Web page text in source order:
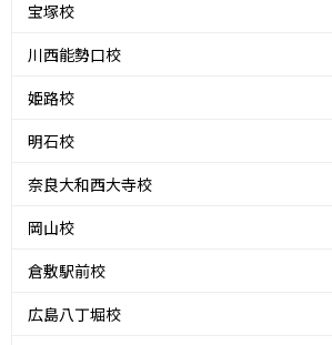
宝塚校
川西能勢口校
姫路校
明石校
奈良大和西大寺校
岡山校
倉敷駅前校
広島八丁堀校